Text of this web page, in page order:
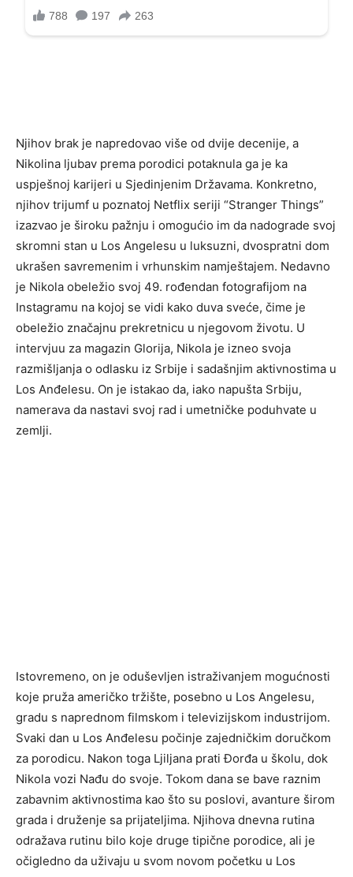
Njihov brak je napredovao više od dvije decenije, a
Nikolina ljubav prema porodici potaknula ga je ka
uspješnoj karijeri u Sjedinjenim Državama. Konkretno,
njihov trijumf u poznatoj Netflix seriji “Stranger Things”
izazvao je široku pažnju i omogućio im da nadograde svoj
skromni stan u Los Angelesu u luksuzni, dvospratni dom
ukrašen savremenim i vrhunskim namještajem. Nedavno
je Nikola obeležio svoj 49. rođendan fotografijom na
Instagramu na kojoj se vidi kako duva sveće, čime je
obeležio značajnu prekretnicu u njegovom životu. U
intervjuu za magazin Glorija, Nikola je izneo svoja
razmišljanja o odlasku iz Srbije i sadašnjim aktivnostima u
Los Anđelesu. On je istakao da, iako napušta Srbiju,
namerava da nastavi svoj rad i umetničke poduhvate u
zemlji.
Istovremeno, on je oduševljen istraživanjem mogućnosti
koje pruža američko tržište, posebno u Los Angelesu,
gradu s naprednom filmskom i televizijskom industrijom.
Svaki dan u Los Anđelesu počinje zajedničkim doručkom
za porodicu. Nakon toga Ljiljana prati Đorđa u školu, dok
Nikola vozi Nađu do svoje. Tokom dana se bave raznim
zabavnim aktivnostima kao što su poslovi, avanture širom
grada i druženje sa prijateljima. Njihova dnevna rutina
odražava rutinu bilo koje druge tipične porodice, ali je
očigledno da uživaju u svom novom početku u Los